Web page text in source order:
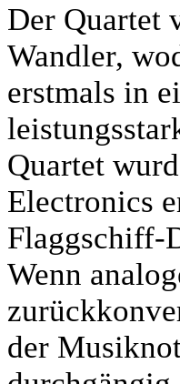
Der Quartet
Wandler,
erstmals in
Quartet
Electronics
Flaggschiff-
Wenn
der